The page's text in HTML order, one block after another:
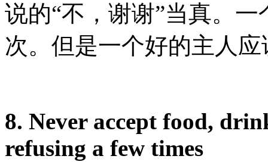
说的“不，谢谢”当真。
次。但是一个好的主人
8. Never accept food,
refusing a few times